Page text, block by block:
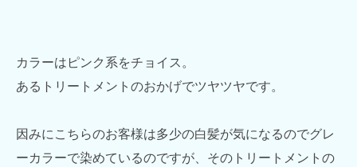
カラーはピンク系をチョイス。
あるトリートメントのおかげでツヤツヤです。
因みにこちらのお客様は多少の白髪が気になるのでグレ
ーカラーで染めているのですが、そのトリートメントの